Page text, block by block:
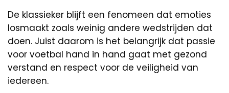
De klassieker blijft een fenomeen dat emoties
losmaakt zoals weinig andere wedstrijden dat
doen. Juist daarom is het belangrijk dat passie
voor voetbal hand in hand gaat met gezond
verstand en respect voor de veiligheid van
iedereen.